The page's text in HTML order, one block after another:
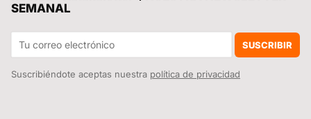
La cámara de seguridad Xiaomi con dos ojitos que no necesita electricidad (ni tampoco usa pilas)
SEMANAL
SUSCRIBIR
Suscribiéndote aceptas nuestra política de privacidad